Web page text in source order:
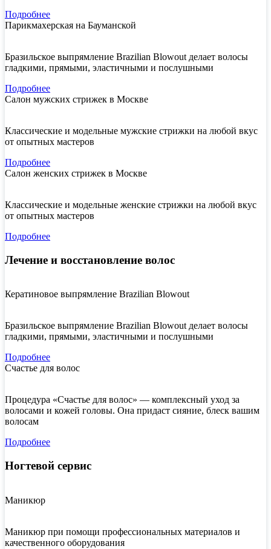
Подробнее
Парикмахерская на Бауманской
Бразильское выпрямление Brazilian Blowout делает волосы
гладкими, прямыми, эластичными и послушными
Подробнее
Салон мужских стрижек в Москве
Классические и модельные мужские стрижки на любой вкус
от опытных мастеров
Подробнее
Салон женских стрижек в Москве
Классические и модельные женские стрижки на любой вкус
от опытных мастеров
Подробнее
Лечение и восстановление волос
Кератиновое выпрямление Brazilian Blowout
Бразильское выпрямление Brazilian Blowout делает волосы
гладкими, прямыми, эластичными и послушными
Подробнее
Счастье для волос
Процедура «Счастье для волос» — комплексный уход за
волосами и кожей головы. Она придаст сияние, блеск вашим
волосам
Подробнее
Ногтевой сервис
Маникюр
Маникюр при помощи профессиональных материалов и
качественного оборудования